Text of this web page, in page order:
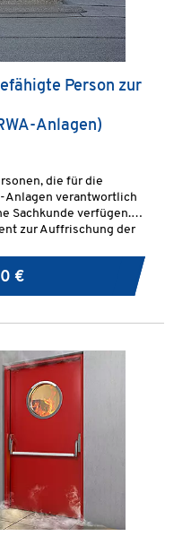
Person zur
Anlagen)
die für die
Anlagen verantwortlich
Sachkunde verfügen.
zur Auffrischung der
€